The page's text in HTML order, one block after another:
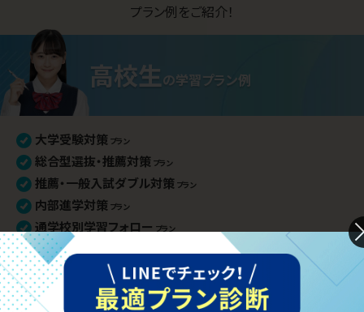
プラン例をご紹介！
高校生の学習プラン例
大学受験対策 プラン
総合型選抜・推薦対策 プラン
推薦・一般入試ダブル対策 プラン
内部進学対策 プラン
通学校別学習フォロー プラン
苦手分野集中対策
定期テスト・評定対策 プラン
小論文・面接対策プラン
もっと見る